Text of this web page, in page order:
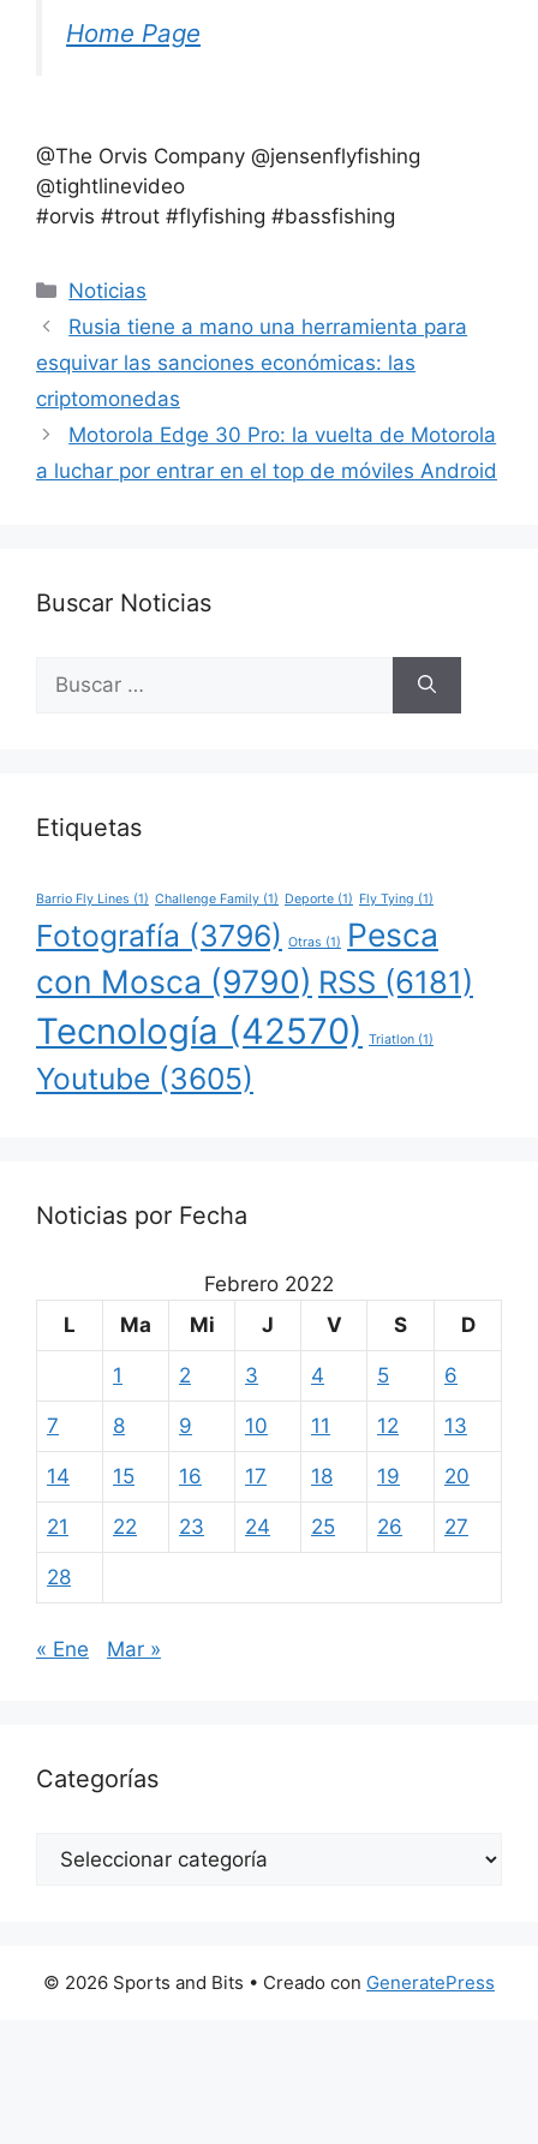
Home Page
@The Orvis Company @jensenflyfishing
@tightlinevideo
#orvis #trout #flyfishing #bassfishing
Categorías
Noticias
Rusia tiene a mano una herramienta para
esquivar las sanciones económicas: las
criptomonedas
Motorola Edge 30 Pro: la vuelta de Motorola
a luchar por entrar en el top de móviles Android
Buscar Noticias
Buscar:
Etiquetas
Barrio Fly Lines (1) Challenge Family (1) Deporte (1) Fly Tying (1)
Fotografía (3796) Otras (1)
Pesca
con Mosca (9790) RSS (6181)
Tecnología (42570) Triatlon (1)
Youtube (3605)
Noticias por Fecha
Febrero 2022
L
Ma Mi J V S D
1 2 3 4 5 6
7 8 9 10 11 12 13
14 15 16 17 18 19 20
21 22 23 24 25 26 27
28
« Ene Mar »
Categorías
Categorías
© 2026 Sports and Bits • Creado con GeneratePress